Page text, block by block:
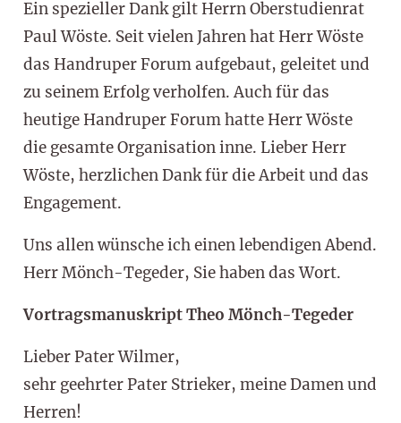
Ein spezieller Dank gilt Herrn Oberstudienrat
Paul Wöste. Seit vielen Jahren hat Herr Wöste
das Handruper Forum aufgebaut, geleitet und
zu seinem Erfolg verholfen. Auch für das
heutige Handruper Forum hatte Herr Wöste
die gesamte Organisation inne. Lieber Herr
Wöste, herzlichen Dank für die Arbeit und das
Engagement.
Uns allen wünsche ich einen lebendigen Abend.
Herr Mönch-Tegeder, Sie haben das Wort.
Vortragsmanuskript Theo Mönch-Tegeder
Lieber Pater Wilmer,
sehr geehrter Pater Strieker, meine Damen und
Herren!